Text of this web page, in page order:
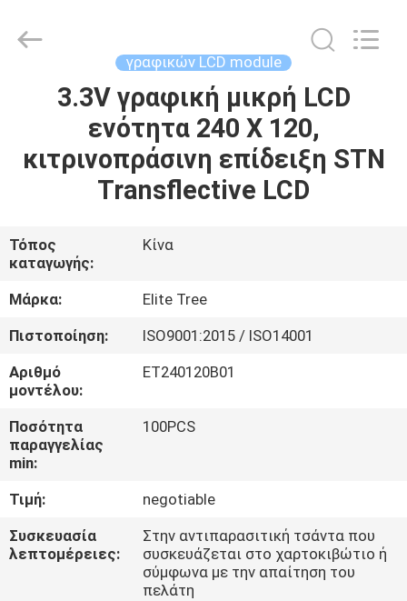
ΑΡΧΙΚΉ
ΠΡΟΪΌΝΤΑ
ΒΊΝΤΕΟ
ΣΧΕΤΙΚΆ
ΜΕ
ΕΜΆΣ
ΓΎΡΟΣ
ΕΡΓΟΣΤΑΣΊΩΝ
ΠΟΙΟΤΙΚΌΣ
ΈΛΕΓΧΟΣ
Technology.
γραφικών LCD module
3.3V γραφική μικρή LCD
ενότητα 240 X 120,
κιτρινοπράσινη επίδειξη STN
Transflective LCD
Τόπος
καταγωγής:
Κίνα
Μάρκα:
Elite Tree
Πιστοποίηση:
ISO9001:2015 / ISO14001
Αριθμό
μοντέλου:
ET240120B01
Ποσότητα
παραγγελίας
min:
100PCS
Τιμή:
negotiable
Συσκευασία
λεπτομέρειες:
Στην αντιπαρασιτική τσάντα που
συσκευάζεται στο χαρτοκιβώτιο ή
σύμφωνα με την απαίτηση του
πελάτη